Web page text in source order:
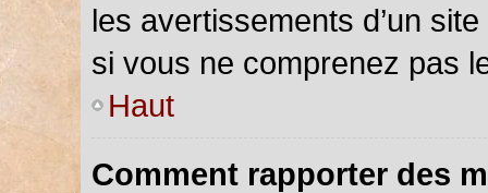
les avertissements d’un
si vous ne comprenez pas
Haut
Comment rapporter des